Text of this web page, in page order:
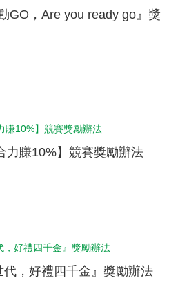
GO，Are you ready go』獎
力賺10%】競賽獎勵辦法
代，好禮四千金』獎勵辦法